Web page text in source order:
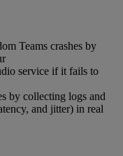
Teams crashes by
service if it fails to
by collecting logs and
and jitter) in real